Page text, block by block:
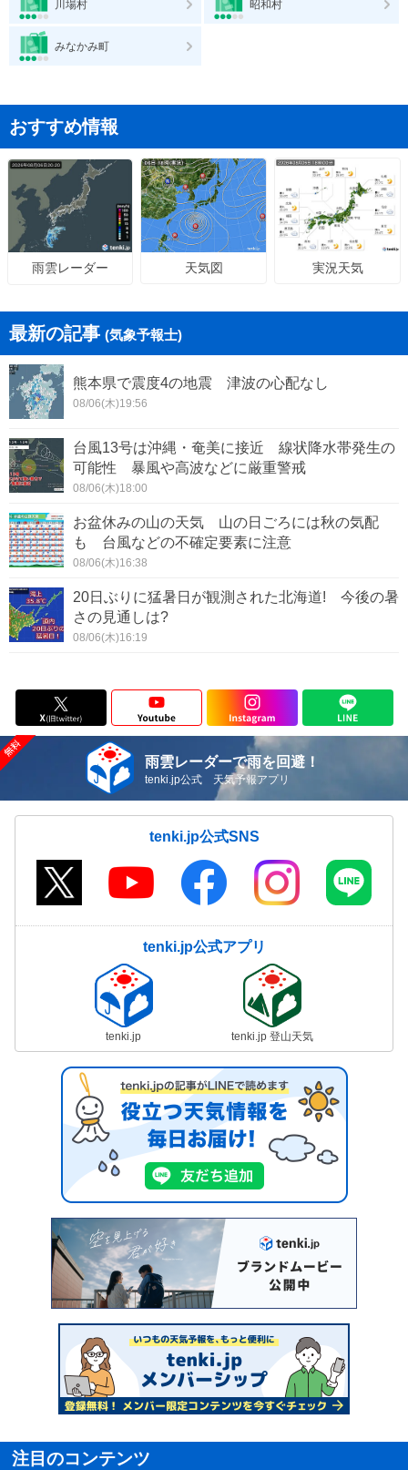
川場村 昭和村
みなかみ町
おすすめ情報
雨雲レーダー 天気図 実況天気
最新の記事 (気象予報士)
熊本県で震度4の地震 津波の心配なし
08/06(木)19:56
台風13号は沖縄・奄美に接近 線状降水帯発生の
可能性 暴風や高波などに厳重警戒
08/06(木)18:00
お盆休みの山の天気 山の日ごろには秋の気配
も 台風などの不確定要素に注意
08/06(木)16:38
20日ぶりに猛暑日が観測された北海道! 今後の暑
さの見通しは?
08/06(木)16:19
雨雲レーダーで雨を回避！
tenki.jp公式 天気予報アプリ
tenki.jp公式SNS
tenki.jp公式アプリ
tenki.jp tenki.jp 登山天気
注目のコンテンツ